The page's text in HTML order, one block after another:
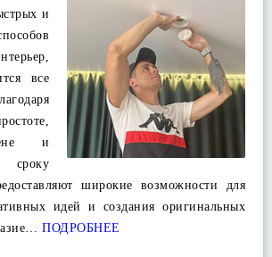
и
все
и
сроку
широкие возможности для
идей и создания оригинальных
ПОДРОБНЕЕ